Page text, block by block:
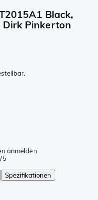
Black,
Dirk Pinkerton
anmelden
5
Spezifikationen